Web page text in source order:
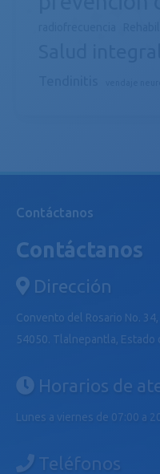
Contáctanos
Contáctanos
Dirección
Convento del Rosario No.
54050. Tlalnepantla, Estado
Horarios de
Lunes a viernes de 07:00 a
Teléfonos